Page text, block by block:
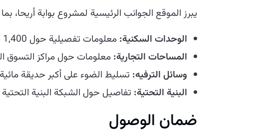
يبرز الموقع الجوانب الرئيسية لمشروع بوابة أريحا،
الوحدات السكنية: معلومات تفصيلية حول 1,400 فيلا، بما في ذلك مخططات الطوابق، والأسعار، والتوافر.
المساحات التجارية: معلومات حول مراكز التسوق
وسائل الترفيه: تسليط الضوء على أكبر حديقة
البنية التحتية: تفاصيل حول الشبكة البنية
ضمان الوصول